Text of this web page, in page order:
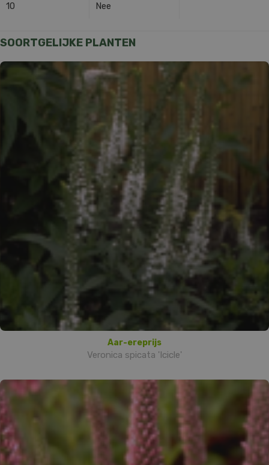
10
Nee
SOORTGELIJKE PLANTEN
Aar-ereprijs
Veronica spicata 'Icicle'